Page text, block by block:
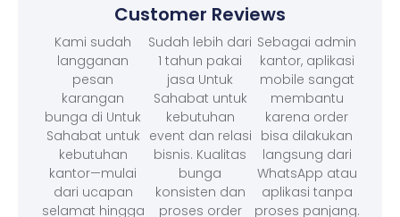
Customer Reviews
Kami sudah
langganan
pesan
karangan
bunga di Untuk
Sahabat untuk
kebutuhan
kantor—mulai
dari ucapan
selamat hingga
Sudah lebih dari
1 tahun pakai
jasa Untuk
Sahabat untuk
kebutuhan
event dan relasi
bisnis. Kualitas
bunga
konsisten dan
proses order
Sebagai admin
kantor, aplikasi
mobile sangat
membantu
karena order
bisa dilakukan
langsung dari
WhatsApp atau
aplikasi tanpa
proses panjang.